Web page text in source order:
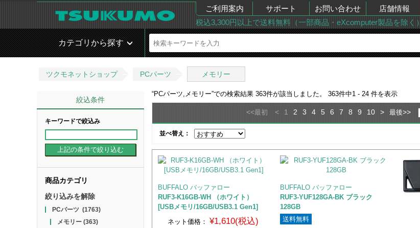
ご利用案内 サポート お問い合わせ 店舗情報
税込3,300円以上で送料無料（一部商品・eXcomputer製品を除く）
カテゴリから探す
ツクモネットショップ PCパーツ メモリー
絞込条件
キーワードで絞込み
商品カテゴリ
絞り込みを解除
PCパーツ (1763)
メモリー(363)
“PCパーツ,メモリー”での検索結果 363件が該当しました。 363件中1 - 24 件を表示
<<最初 < 1 2 3 4 5 6 7 8 9 10 > 最後>>
並べ替え：
BUFFALO バッファロー
RUF3-K16GB-WH （ホワイト）
[USBメモリ/16GB/USB3.1 Gen1]
ネット価格： ¥1,610(税込)
BUFFALO バッファロー
RUF3-YUF128GA-BK ブラック
128GB
送料無料